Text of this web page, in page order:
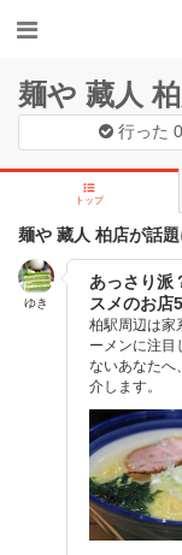
麺や 藏人
行った0
トップ
麺や 藏人 柏店が話
ゆき
あっさり派
スメのお店
柏駅周辺は家
ーメンに注目
ないあなたへ
介します。